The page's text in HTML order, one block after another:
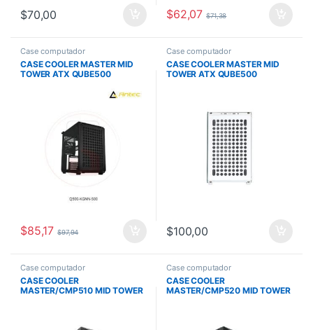
$70,00 $62,07 $71,38
Case computador
CASE COOLER MASTER MID
TOWER ATX QUBE500
$85,17 $97,94
Case computador
CASE COOLER MASTER MID
TOWER ATX QUBE500
$100,00
Case computador
CASE COOLER
MASTER/CMP510 MID TOWER
Case computador
CASE COOLER
MASTER/CMP520 MID TOWER